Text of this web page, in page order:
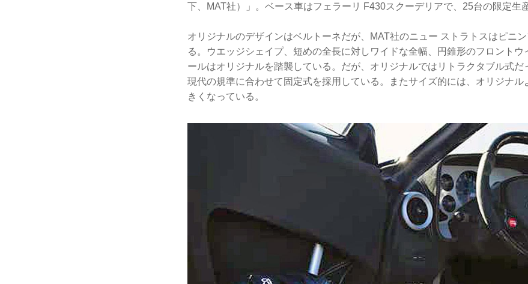
下、MAT社）」。ベース車はフェラーリ F430スクーデリアで、25台の限定生
オリジナルのデザインはベルトーネだが、MAT社のニュー ストラトスはピニ
る。ウエッジシェイプ、短めの全長に対しワイドな全幅、円錐形のフロントウ
ールはオリジナルを踏襲している。だが、オリジナルではリトラクタブル式だ
現代の規準に合わせて固定式を採用している。またサイズ的には、オリジナル
きくなっている。